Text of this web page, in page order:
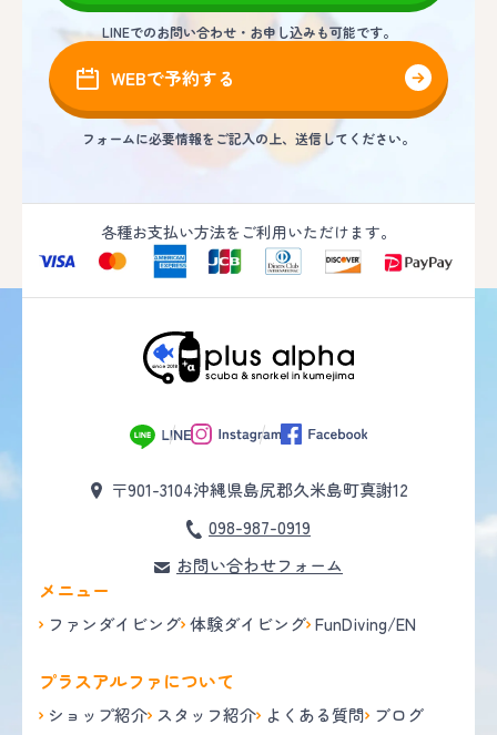
LINEでのお問い合わせ・お申し込みも可能です。
WEBで予約する
フォームに必要情報をご記入の上、送信してください。
各種お支払い方法をご利用いただけます。
〒901-3104沖縄県島尻郡久米島町真謝12
098-987-0919
お問い合わせフォーム
メニュー
ファンダイビング 体験ダイビング FunDiving/EN
プラスアルファについて
ショップ紹介 スタッフ紹介 よくある質問 ブログ